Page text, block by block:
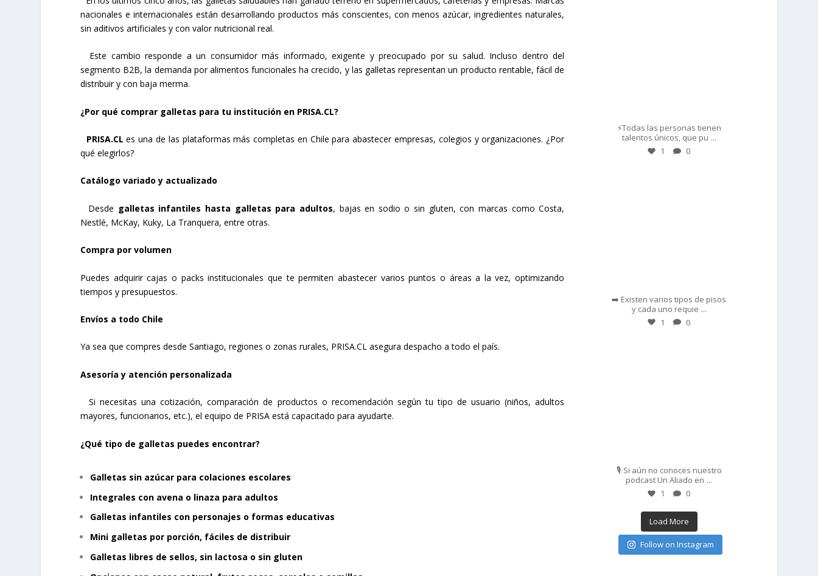
nacionales e internacionales están desarrollando productos más conscientes, con menos azúcar, ingredientes naturales,
sin aditivos artificiales y con valor nutricional real.
Este cambio responde a un consumidor más informado, exigente y preocupado por su salud. Incluso dentro del
segmento B2B, la demanda por alimentos funcionales ha crecido, y las galletas representan un producto rentable, fácil de
distribuir y con baja merma.
¿Por qué comprar galletas para tu institución en PRISA.CL?
PRISA.CL es una de las plataformas más completas en Chile para abastecer empresas, colegios y organizaciones. ¿Por
qué elegirlos?
Catálogo variado y actualizado
Desde galletas infantiles hasta galletas para adultos, bajas en sodio o sin gluten, con marcas como Costa,
Nestlé, McKay, Kuky, La Tranquera, entre otras.
Compra por volumen
Puedes adquirir cajas o packs institucionales que te permiten abastecer varios puntos o áreas a la vez, optimizando
tiempos y presupuestos.
Envíos a todo Chile
Ya sea que compres desde Santiago, regiones o zonas rurales, PRISA.CL asegura despacho a todo el país.
Asesoría y atención personalizada
Si necesitas una cotización, comparación de productos o recomendación según tu tipo de usuario (niños, adultos
mayores, funcionarios, etc.), el equipo de PRISA está capacitado para ayudarte.
¿Qué tipo de galletas puedes encontrar?
Galletas sin azúcar para colaciones escolares
Integrales con avena o linaza para adultos
Galletas infantiles con personajes o formas educativas
Mini galletas por porción, fáciles de distribuir
Galletas libres de sellos, sin lactosa o sin gluten
⚡Todas las personas tienen
talentos únicos, que pu ...
1 0
➡️ Existen varios tipos de pisos
y cada uno requie ...
1 0
🎙️ Si aún no conoces nuestro
podcast Un Aliado en ...
1 0
Load More
Follow on Instagram